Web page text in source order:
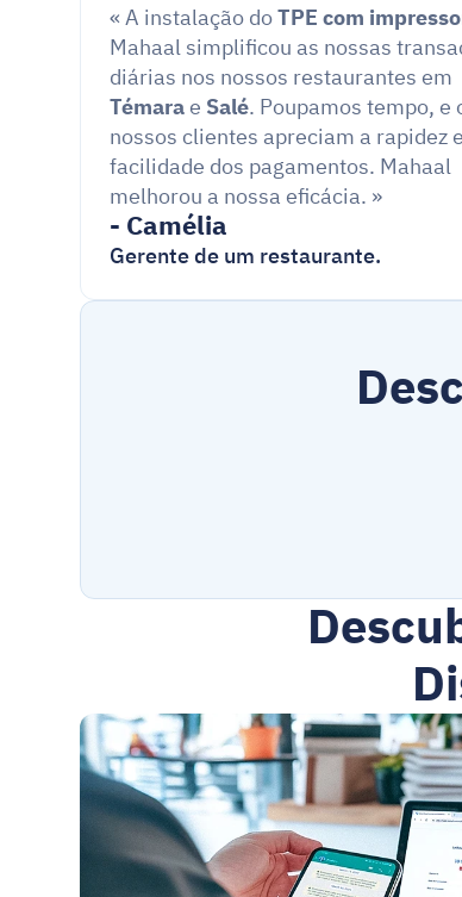
« A instalação do TPE com
Mahaal simplificou as nossas
Témara e Salé. Poupamos tempo, e
nossos clientes apreciam a rapidez
facilidade dos pagamentos. Mahaal
melhorou a nossa eficácia. »
- Camélia
Gerente de um restaurante.